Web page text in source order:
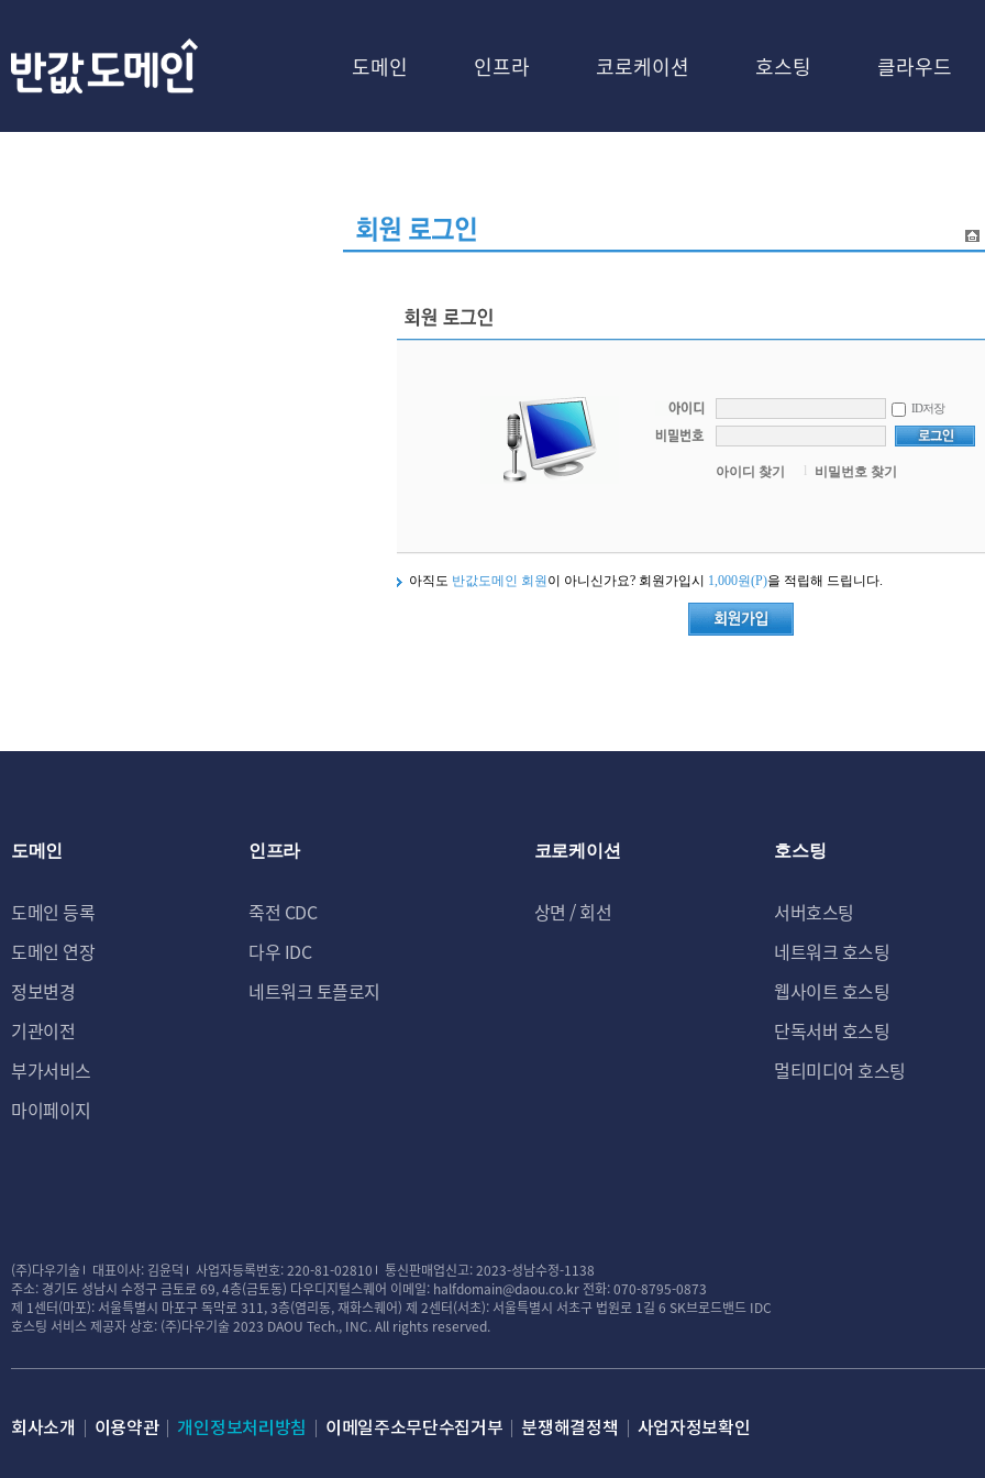
도메인 인프라 코로케이션 호스팅 클라우드
ID저장
아이디 찾기 비밀번호 찾기
아직도 반값도메인 회원 이 아니신가요? 회원가입시 1,000원(P)을 적립해 드립니다.
도메인
도메인 등록
도메인 연장
정보변경
기관이전
부가서비스
마이페이지
인프라
죽전 CDC
다우 IDC
네트워크 토플로지
코로케이션
상면 / 회선
호스팅
서버호스팅
네트워크 호스팅
웹사이트 호스팅
단독서버 호스팅
멀티미디어 호스팅
(주)다우기술 대표이사: 김윤덕 사업자등록번호: 220-81-02810
통신판매업신고: 2023-성남수정-1138
주소: 경기도 성남시 수정구 금토로 69, 4층(금토동) 다우디지털스퀘어 이메일: halfdomain@daou.co.kr 전화: 070-8795-0873
제 1센터(마포): 서울특별시 마포구 독막로 311, 3층(염리동, 재화스퀘어) 제 2센터(서초): 서울특별시 서초구 법원로 1길 6 SK브로드밴드 IDC
호스팅 서비스 제공자 상호: (주)다우기술2023 DAOU Tech., INC. All rights reserved.
회사소개 이용약관 개인정보처리방침 이메일주소무단수집거부 분쟁해결정책 사업자정보확인